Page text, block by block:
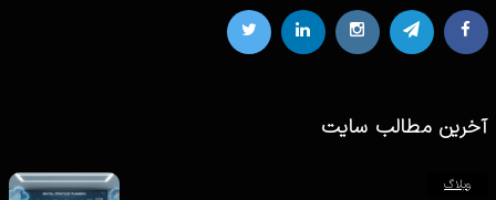
آخرین مطالب سایت
وبلاگ